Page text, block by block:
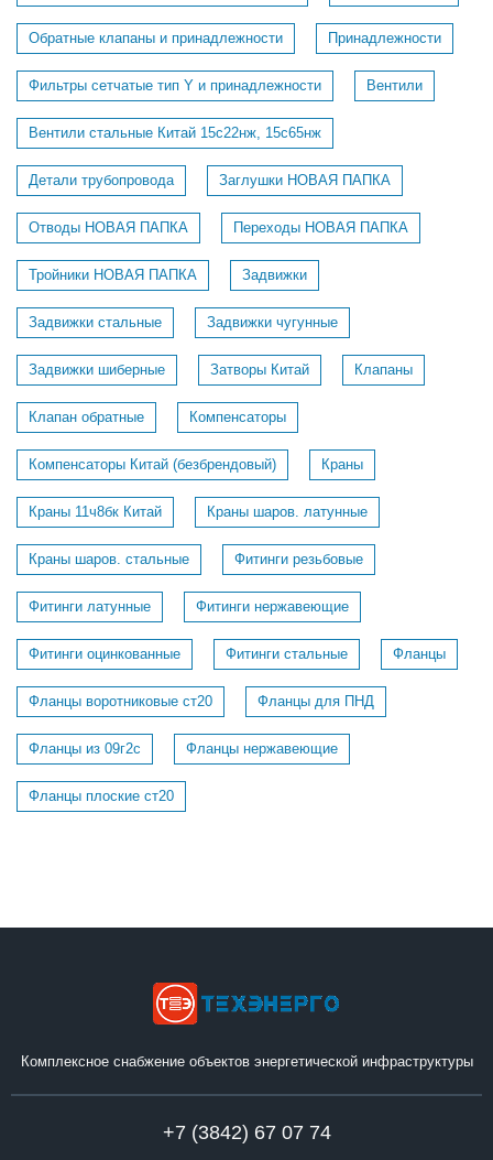
Обратные клапаны и принадлежности Принадлежности
Фильтры сетчатые тип Y и принадлежности Вентили
Вентили стальные Китай 15с22нж, 15с65нж
Детали трубопровода Заглушки НОВАЯ ПАПКА
Отводы НОВАЯ ПАПКА Переходы НОВАЯ ПАПКА
Тройники НОВАЯ ПАПКА Задвижки
Задвижки стальные Задвижки чугунные
Задвижки шиберные Затворы Китай Клапаны
Клапан обратные Компенсаторы
Компенсаторы Китай (безбрендовый) Краны
Краны 11ч8бк Китай Краны шаров. латунные
Краны шаров. стальные Фитинги резьбовые
Фитинги латунные Фитинги нержавеющие
Фитинги оцинкованные Фитинги стальные Фланцы
Фланцы воротниковые ст20 Фланцы для ПНД
Фланцы из 09г2с Фланцы нержавеющие
Фланцы плоские ст20
Комплексное снабжение объектов энергетической инфраструктуры
+7 (3842) 67 07 74